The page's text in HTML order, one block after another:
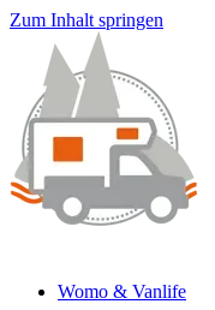
Zum Inhalt springen
Womo & Vanlife